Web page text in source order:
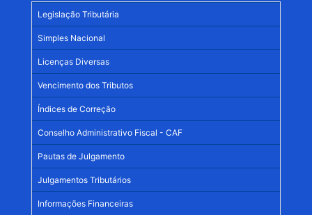
Legislação Tributária
Simples Nacional
Licenças Diversas
Vencimento dos Tributos
Índices de Correção
Conselho Administrativo Fiscal - CAF
Pautas de Julgamento
Julgamentos Tributários
Informações Financeiras